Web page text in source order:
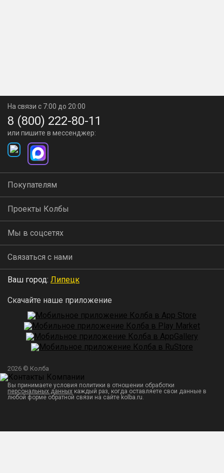
На связи с 7:00 до 20:00
8 (800) 222-80-11
или пишите в мессенджер:
Покупателям
Проекты Колбы
Мы в соцсетях
Связаться с нами
Ваш город: Липецк
Скачайте наше приложение
2026 © Колба
Вы принимаете условия политики в отношении обработки
персональных данных каждый раз, когда оставляете свои данные в
любой форме обратной связи на сайте kolba.ru.